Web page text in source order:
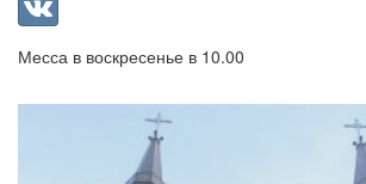
Месса в воскресенье в 10.00